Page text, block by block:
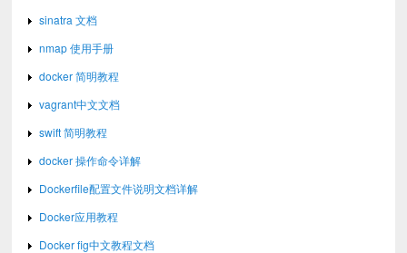
sinatra 文档
nmap 使用手册
docker 简明教程
vagrant中文文档
swift 简明教程
docker 操作命令详解
Dockerfile配置文件说明文档详解
Docker应用教程
Docker fig中文教程文档